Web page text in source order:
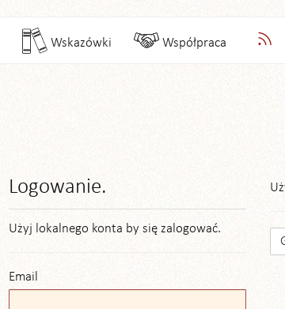
Wskazówki Współpraca
Logowanie.
Użyj lokalnego konta by się zalogować.
Email